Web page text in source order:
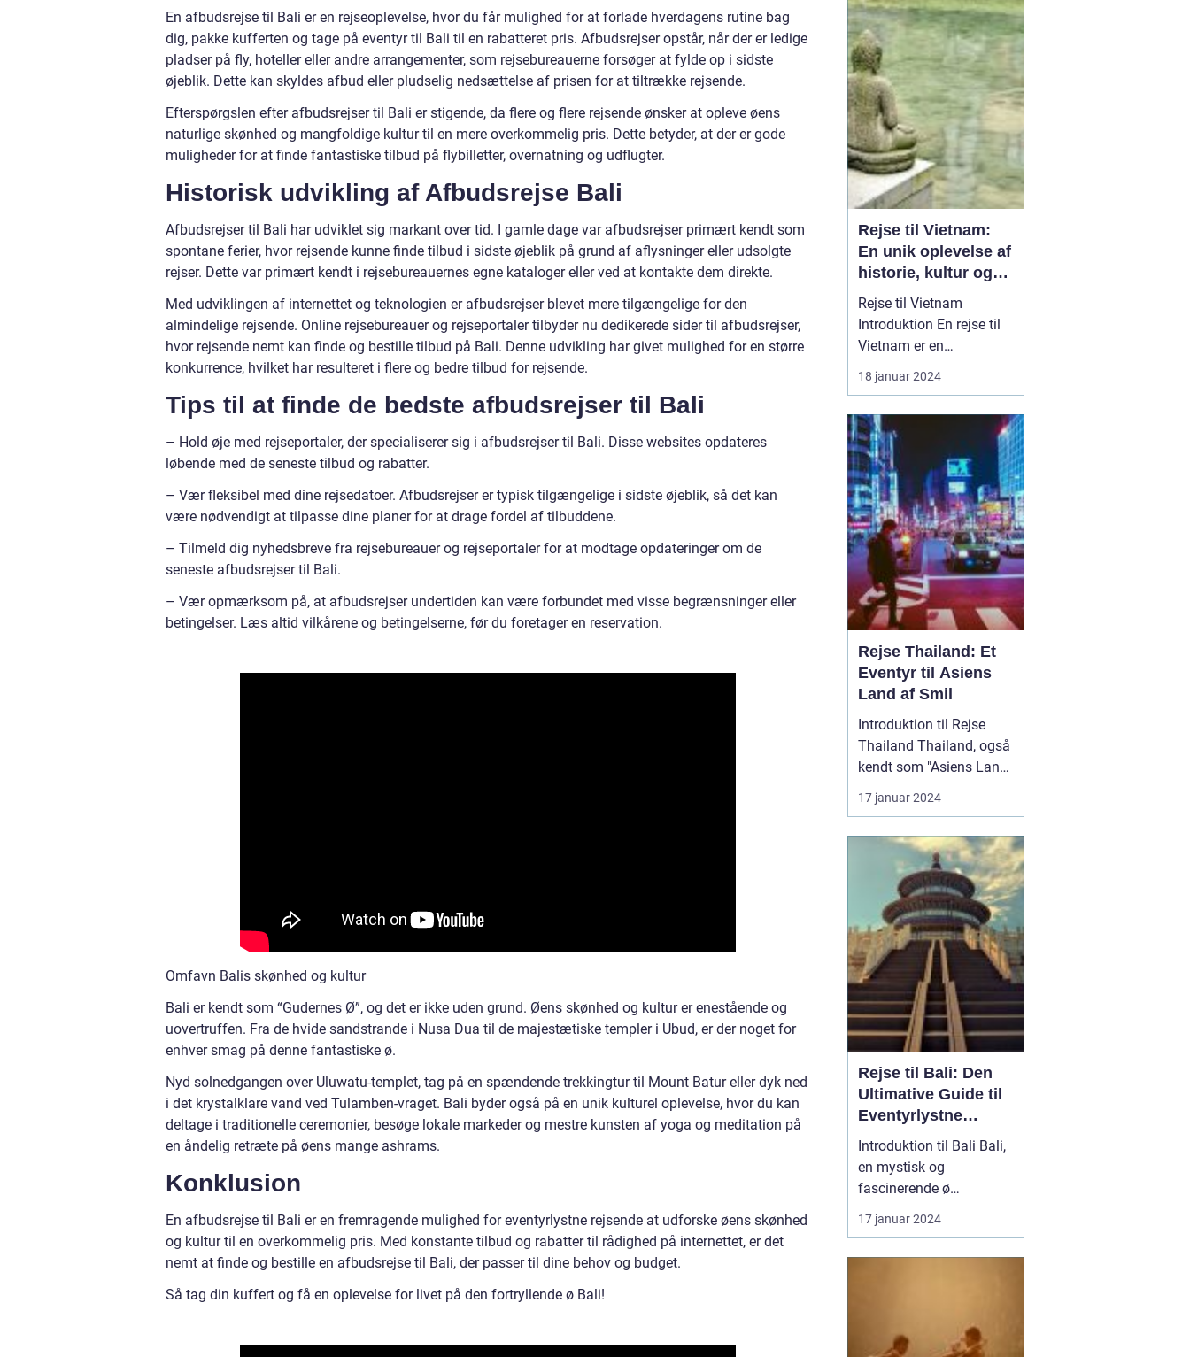
En afbudsrejse til Bali er en rejseoplevelse, hvor du får mulighed for at forlade hverdagens rutine bag
dig, pakke kufferten og tage på eventyr til Bali til en rabatteret pris. Afbudsrejser opstår, når der er ledige
pladser på fly, hoteller eller andre arrangementer, som rejsebureauerne forsøger at fylde op i sidste
øjeblik. Dette kan skyldes afbud eller pludselig nedsættelse af prisen for at tiltrække rejsende.
Efterspørgslen efter afbudsrejser til Bali er stigende, da flere og flere rejsende ønsker at opleve øens
naturlige skønhed og mangfoldige kultur til en mere overkommelig pris. Dette betyder, at der er gode
muligheder for at finde fantastiske tilbud på flybilletter, overnatning og udflugter.
Historisk udvikling af Afbudsrejse Bali
Afbudsrejser til Bali har udviklet sig markant over tid. I gamle dage var afbudsrejser primært kendt som
spontane ferier, hvor rejsende kunne finde tilbud i sidste øjeblik på grund af aflysninger eller udsolgte
rejser. Dette var primært kendt i rejsebureauernes egne kataloger eller ved at kontakte dem direkte.
Med udviklingen af internettet og teknologien er afbudsrejser blevet mere tilgængelige for den
almindelige rejsende. Online rejsebureauer og rejseportaler tilbyder nu dedikerede sider til afbudsrejser,
hvor rejsende nemt kan finde og bestille tilbud på Bali. Denne udvikling har givet mulighed for en større
konkurrence, hvilket har resulteret i flere og bedre tilbud for rejsende.
Tips til at finde de bedste afbudsrejser til Bali
– Hold øje med rejseportaler, der specialiserer sig i afbudsrejser til Bali. Disse websites opdateres
løbende med de seneste tilbud og rabatter.
– Vær fleksibel med dine rejsedatoer. Afbudsrejser er typisk tilgængelige i sidste øjeblik, så det kan
være nødvendigt at tilpasse dine planer for at drage fordel af tilbuddene.
– Tilmeld dig nyhedsbreve fra rejsebureauer og rejseportaler for at modtage opdateringer om de
seneste afbudsrejser til Bali.
– Vær opmærksom på, at afbudsrejser undertiden kan være forbundet med visse begrænsninger eller
betingelser. Læs altid vilkårene og betingelserne, før du foretager en reservation.
Omfavn Balis skønhed og kultur
Bali er kendt som “Gudernes Ø”, og det er ikke uden grund. Øens skønhed og kultur er enestående og
uovertruffen. Fra de hvide sandstrande i Nusa Dua til de majestætiske templer i Ubud, er der noget for
enhver smag på denne fantastiske ø.
Nyd solnedgangen over Uluwatu-templet, tag på en spændende trekkingtur til Mount Batur eller dyk ned
i det krystalklare vand ved Tulamben-vraget. Bali byder også på en unik kulturel oplevelse, hvor du kan
deltage i traditionelle ceremonier, besøge lokale markeder og mestre kunsten af yoga og meditation på
en åndelig retræte på øens mange ashrams.
Konklusion
En afbudsrejse til Bali er en fremragende mulighed for eventyrlystne rejsende at udforske øens skønhed
og kultur til en overkommelig pris. Med konstante tilbud og rabatter til rådighed på internettet, er det
nemt at finde og bestille en afbudsrejse til Bali, der passer til dine behov og budget.
Så tag din kuffert og få en oplevelse for livet på den fortryllende ø Bali!
sin enestående blanding
af naturskønhed,
kulturarv og venlige
lokalbefolkning er
Thailand blevet et
populært rejsemål for
tur...
Rejse til Vietnam:
En unik oplevelse af
historie, kultur og
naturskønhed
Rejse til Vietnam
Introduktion En rejse til
Vietnam er en
uforglemmelig oplevelse,
der ...
18 januar 2024
Rejse Thailand: Et
Eventyr til Asiens
Land af Smil
Introduktion til Rejse
Thailand Thailand, også
kendt som "Asiens Land
af Smil," er en
destination med en rig
naturlandskaber og
spændende eventyr. Lige
fra de berømte strande i
syd til de historiske
templer i nord, er det et
land f...
17 januar 2024
Rejse til Bali: Den
Ultimative Guide til
Eventyrlystne
Rejsende
Introduktion til Bali Bali,
en mystisk og
fascinerende ø
beliggende i det smukke
Indonesien, har længe
betagende
17 januar 2024